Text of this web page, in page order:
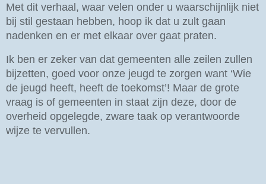
Met dit verhaal, waar velen onder u waarschijnlijk niet
bij stil gestaan hebben, hoop ik dat u zult gaan
nadenken en er met elkaar over gaat praten.
Ik ben er zeker van dat gemeenten alle zeilen zullen
bijzetten, goed voor onze jeugd te zorgen want ‘Wie
de jeugd heeft, heeft de toekomst’! Maar de grote
vraag is of gemeenten in staat zijn deze, door de
overheid opgelegde, zware taak op verantwoorde
wijze te vervullen.